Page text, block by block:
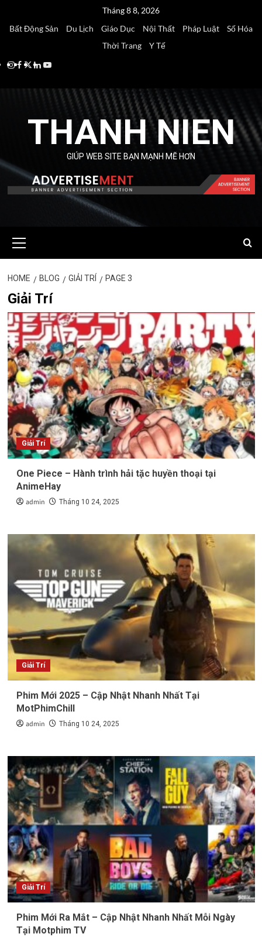
Tháng 8 8, 2026
Bất Động Sản
Du Lịch Giáo Dục Nội Thất Pháp Luật
Số Hóa
Thời Trang
Y Tế
Instagram
Facebook
Twitter
Linkedin
Youtube
THANH NIEN
GIÚP WEB SITE BẠN MẠNH MẼ HƠN
Menu
HOME BLOG GIẢI TRÍ PAGE 3
Giải Trí
Giải Trí
One Piece – Hành trình hải tặc huyền thoại tại
AnimeHay
admin Tháng 10 24, 2025
Giải Trí
Phim Mới 2025 – Cập Nhật Nhanh Nhất Tại
MotPhimChill
admin Tháng 10 24, 2025
Giải Trí
Phim Mới Ra Mắt – Cập Nhật Nhanh Nhất Mỗi Ngày
Tại Motphim TV